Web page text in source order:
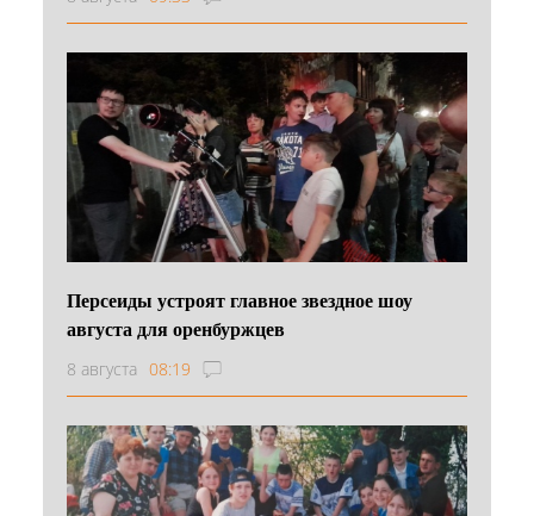
Персеиды устроят главное звездное шоу
августа для оренбуржцев
8 августа 08:19